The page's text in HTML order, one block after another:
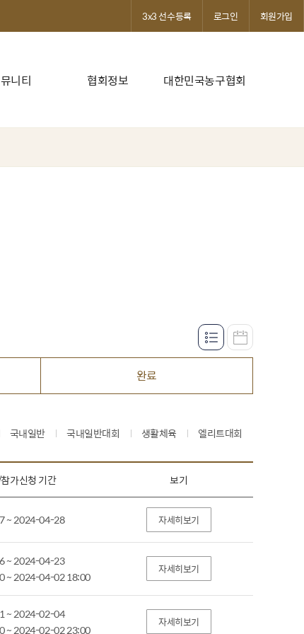
니티 협회정보 대한민국농구협회
3x3 선수등록 로그인 회원가입
완료
국내일반 국내일반대회 생활체육 엘리트대회
가신청 기간 보기
~ 2024-04-28 자세히보기
~ 2024-04-23
~ 2024-04-02 18:00
자세히보기
~ 2024-02-04
~ 2024-02-02 23:00
자세히보기